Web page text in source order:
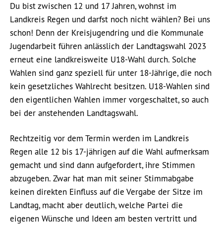
Du bist zwischen 12 und 17 Jahren, wohnst im
Landkreis Regen und darfst noch nicht wählen? Bei uns
schon! Denn der Kreisjugendring und die Kommunale
Jugendarbeit führen anlässlich der Landtagswahl 2023
erneut eine landkreisweite U18-Wahl durch. Solche
Wahlen sind ganz speziell für unter 18-Jährige, die noch
kein gesetzliches Wahlrecht besitzen. U18-Wahlen sind
den eigentlichen Wahlen immer vorgeschaltet, so auch
bei der anstehenden Landtagswahl.
Rechtzeitig vor dem Termin werden im Landkreis
Regen alle 12 bis 17-jährigen auf die Wahl aufmerksam
gemacht und sind dann aufgefordert, ihre Stimmen
abzugeben. Zwar hat man mit seiner Stimmabgabe
keinen direkten Einfluss auf die Vergabe der Sitze im
Landtag, macht aber deutlich, welche Partei die
eigenen Wünsche und Ideen am besten vertritt und